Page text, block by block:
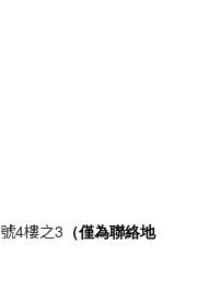
號4樓之3 （僅為聯絡地